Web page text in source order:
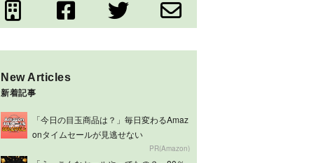
New Articles
新着記事
「今日の目玉商品は？」毎日変わるAmaz
onタイムセールが見逃せない
PR(Amazon)